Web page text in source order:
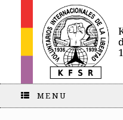
MENU